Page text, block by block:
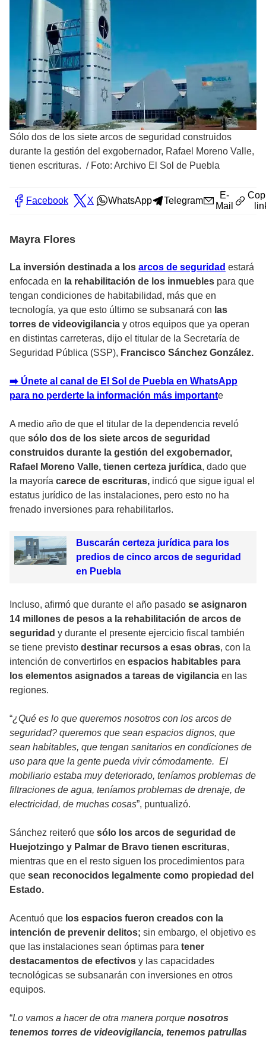
Sólo dos de los siete arcos de seguridad construidos
durante la gestión del exgobernador, Rafael Moreno Valle,
tienen escrituras. / Foto: Archivo El Sol de Puebla
Facebook X WhatsApp Telegram
E-
Mail
Mayra Flores
La inversión destinada a los arcos de seguridad estará
enfocada en la rehabilitación de los inmuebles para que
tengan condiciones de habitabilidad, más que en
tecnología, ya que esto último se subsanará con las
torres de videovigilancia y otros equipos que ya operan
en distintas carreteras, dijo el titular de la Secretaría de
Seguridad Pública (SSP), Francisco Sánchez González.
➡️ Únete al canal de El Sol de Puebla en WhatsApp
para no perderte la información más importante
A medio año de que el titular de la dependencia reveló
que sólo dos de los siete arcos de seguridad
construidos durante la gestión del exgobernador,
Rafael Moreno Valle, tienen certeza jurídica, dado que
la mayoría carece de escrituras, indicó que sigue igual el
estatus jurídico de las instalaciones, pero esto no ha
frenado inversiones para rehabilitarlos.
Buscarán certeza jurídica para los
predios de cinco arcos de seguridad
en Puebla
Incluso, afirmó que durante el año pasado se asignaron
14 millones de pesos a la rehabilitación de arcos de
seguridad y durante el presente ejercicio fiscal también
se tiene previsto destinar recursos a esas obras, con la
intención de convertirlos en espacios habitables para
los elementos asignados a tareas de vigilancia en las
regiones.
“¿Qué es lo que queremos nosotros con los arcos de
seguridad? queremos que sean espacios dignos, que
sean habitables, que tengan sanitarios en condiciones de
uso para que la gente pueda vivir cómodamente. El
mobiliario estaba muy deteriorado, teníamos problemas de
filtraciones de agua, teníamos problemas de drenaje, de
electricidad, de muchas cosas”, puntualizó.
Sánchez reiteró que sólo los arcos de seguridad de
Huejotzingo y Palmar de Bravo tienen escrituras,
mientras que en el resto siguen los procedimientos para
que sean reconocidos legalmente como propiedad del
Estado.
Acentuó que los espacios fueron creados con la
intención de prevenir delitos; sin embargo, el objetivo es
que las instalaciones sean óptimas para tener
destacamentos de efectivos y las capacidades
tecnológicas se subsanarán con inversiones en otros
equipos.
“Lo vamos a hacer de otra manera porque nosotros
tenemos torres de videovigilancia, tenemos patrullas